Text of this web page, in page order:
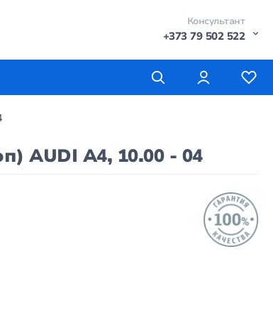
Консультант
+373 79 502 522
AUDI A4, 10.00 - 04